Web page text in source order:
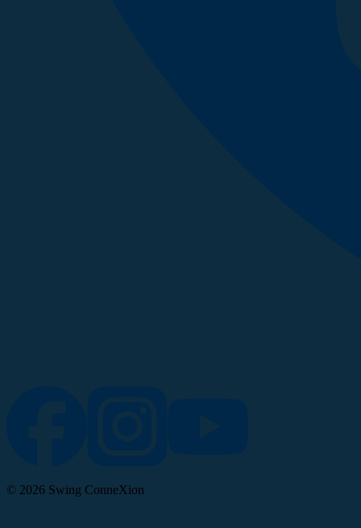
© 2026 Swing ConneXion